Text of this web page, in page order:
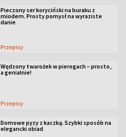
Pieczony ser koryciński na buraku z
miodem. Prosty pomysł na wyraziste
danie
Przepisy
Wędzony twarożek w pierogach – prosto,
a genialnie!
Przepisy
Domowe pyzy z kaczką. Szybki sposób na
elegancki obiad